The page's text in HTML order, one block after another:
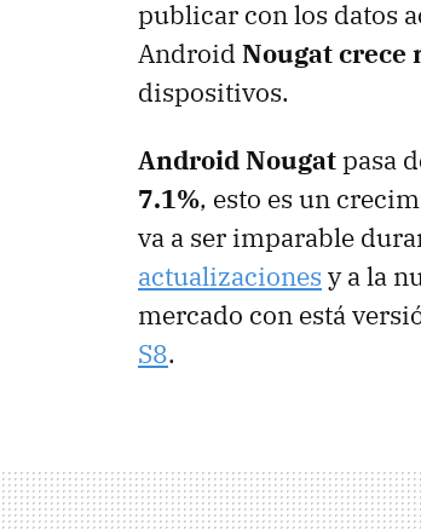
publicar con los datos
Android Nougat crece
dispositivos.
Android Nougatpasa
7.1%, esto es un
va a ser imparable
actualizaciones y a la
mercado con está
S8.